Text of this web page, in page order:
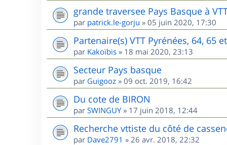
grande traversee Pays Basque à
par patrick.le-gorju » 05 juin 2020, 17:30
Partenaire(s) VTT Pyrénées, 64, 65
par Kakoïbis » 18 mai 2020, 23:13
Secteur Pays basque
par Guigooz » 09 oct. 2019, 16:42
Du cote de BIRON
par SWINGUY» 17 juin 2018, 12:44
Recherche vttiste du côté de
par Dave2791 » 26 avr. 2018, 22:32